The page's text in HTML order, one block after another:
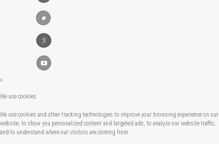
×
We use cookies
We use cookies and other tracking technologies to improve your browsing experience on our
website, to show you personalized content and targeted ads, to analyze our website traffic,
and to understand where our visitors are coming from.